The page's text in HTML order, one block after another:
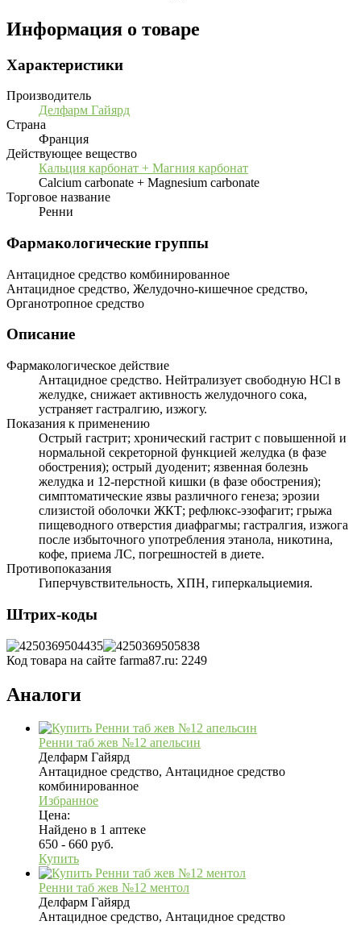
Информация о товаре
Характеристики
Производитель
Делфарм Гайярд
Страна
Франция
Действующее вещество
Кальция карбонат + Магния карбонат
Calcium carbonate + Magnesium carbonate
Торговое название
Ренни
Фармакологические группы
Антацидное средство комбинированное
Антацидное средство, Желудочно-кишечное средство,
Органотропное средство
Описание
Фармакологическое действие
Антацидное средство. Нейтрализует свободную HCl в
желудке, снижает активность желудочного сока,
устраняет гастралгию, изжогу.
Показания к применению
Острый гастрит; хронический гастрит с повышенной и
нормальной секреторной функцией желудка (в фазе
обострения); острый дуоденит; язвенная болезнь
желудка и 12-перстной кишки (в фазе обострения);
симптоматические язвы различного генеза; эрозии
слизистой оболочки ЖКТ; рефлюкс-эзофагит; грыжа
пищеводного отверстия диафрагмы; гастралгия, изжога
после избыточного употребления этанола, никотина,
кофе, приема ЛС, погрешностей в диете.
Противопоказания
Гиперчувствительность, ХПН, гиперкальциемия.
Штрих-коды
Код товара на сайте farma87.ru: 2249
Аналоги
Ренни таб жев №12 апельсин
Делфарм Гайярд
Антацидное средство, Антацидное средство
комбинированное
Избранное
Цена:
Найдено в 1 аптеке
650 - 660 руб.
Купить
Ренни таб жев №12 ментол
Делфарм Гайярд
Антацидное средство, Антацидное средство